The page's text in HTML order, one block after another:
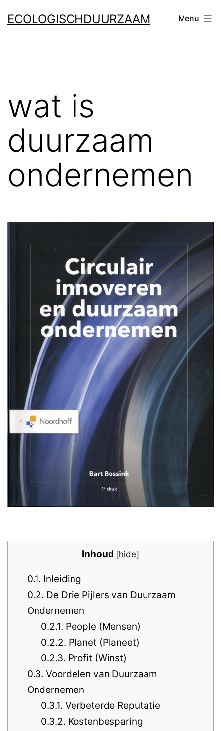
naar
ECOLOGISCHDUURZAAM Menu
wat is
duurzaam
ondernemen
Inhoud [hide]
0.1. Inleiding
0.2. De Drie Pijlers van Duurzaam
Ondernemen
0.2.1. People (Mensen)
0.2.2. Planet (Planeet)
0.2.3. Profit (Winst)
0.3. Voordelen van Duurzaam
Ondernemen
0.3.1. Verbeterde Reputatie
0.3.2. Kostenbesparing